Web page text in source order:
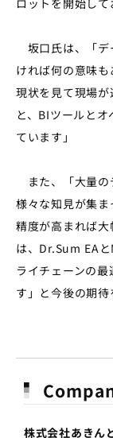
坂口氏は、「デ
ければ何の意味
現状を見て現場
と、BIツールと
ています」
また、「大量の
様々な知見が集
精度が高まれば
は、Dr.Sum EA
ライチェーンの
す」と今後の期待
株式会社あきん